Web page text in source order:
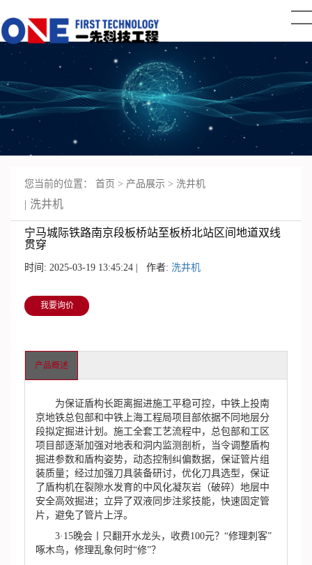
您当前的位置： 首页 > 产品展示 > 洗井机
洗井机
宁马城际铁路南京段板桥站至板桥北站区间地道双线
贯穿
时间: 2025-03-19 13:45:24 | 作者: 洗井机
我要询价
产品概述
为保证盾构长距离掘进施工平稳可控，中铁上投南
京地铁总包部和中铁上海工程局项目部依据不同地层分
段拟定掘进计划。施工全套工艺流程中，总包部和工区
项目部逐渐加强对地表和洞内监测剖析，当令调整盾构
掘进参数和盾构姿势，动态控制纠偏数据，保证管片组
装质量；经过加强刀具装备研讨，优化刀具选型，保证
了盾构机在裂隙水发育的中风化凝灰岩（破碎）地层中
安全高效掘进；立异了双液同步注浆技能，快速固定管
片，避免了管片上浮。
3·15晚会丨只翻开水龙头，收费100元？“修理刺客”
啄木鸟，修理乱象何时“修”？